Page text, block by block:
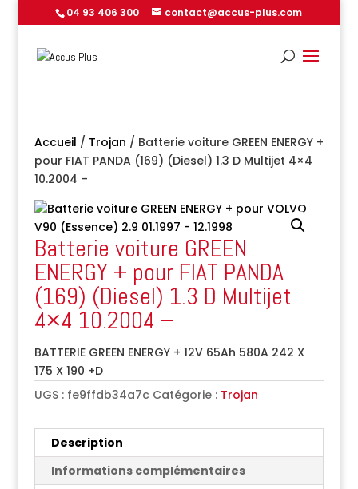
04 93 406 300 contact@accus-plus.com
Accueil / Trojan / Batterie voiture GREEN ENERGY +
pour FIAT PANDA (169) (Diesel) 1.3 D Multijet 4×4
10.2004 –
Batterie voiture GREEN
ENERGY + pour FIAT PANDA
(169) (Diesel) 1.3 D Multijet
4×4 10.2004 –
BATTERIE GREEN ENERGY + 12V 65Ah 580A 242 X
175 X 190 +D
UGS : fe9ffdb34a7c Catégorie : Trojan
Description
Informations complémentaires